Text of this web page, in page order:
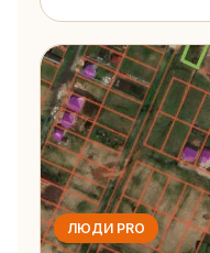
ЛЮДИ PRO